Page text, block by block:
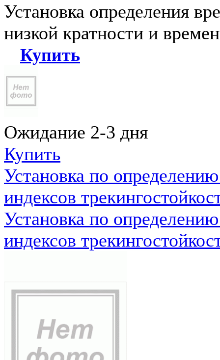
Установка определения
низкой кратности и
Купить
Ожидание 2-3 дня
Купить
Установка по
индексов
Установка по
индексов